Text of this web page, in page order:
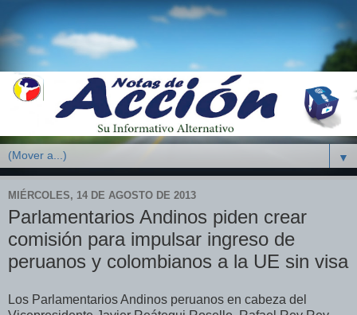
▼
MIÉRCOLES, 14 DE AGOSTO DE 2013
Parlamentarios Andinos piden crear
comisión para impulsar ingreso de
peruanos y colombianos a la UE sin visa
Los Parlamentarios Andinos peruanos en cabeza del